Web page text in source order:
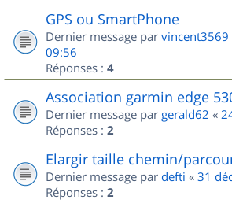
GPS ou SmartPhone
Dernier message par vincent3569
09:56
Réponses : 4
Association garmin edge
Dernier message par gerald62 «
Réponses : 2
Elargir taille chemin/
Dernier message par defti « 31
Réponses : 2